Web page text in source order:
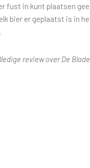
fust in kunt plaatsen
bier er geplaatst is in
review over De